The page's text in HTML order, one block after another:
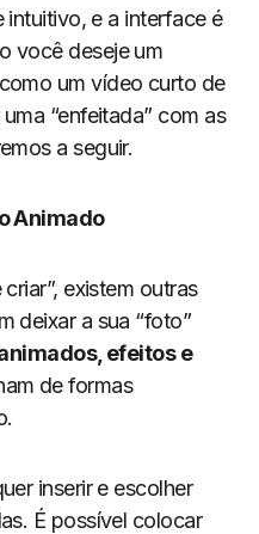
e a interface é
você deseje um
um vídeo curto de
“enfeitada” com as
a seguir.
Animado
existem outras
deixar a sua “foto”
efeitos e
de formas
inserir e escolher
É possível colocar